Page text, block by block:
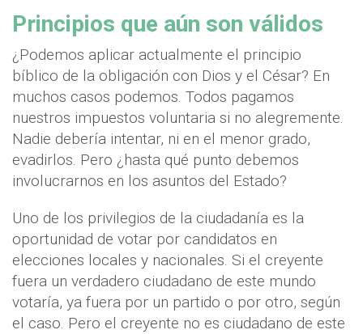
Principios que aún son válidos
¿Podemos aplicar actualmente el principio
bíblico de la obligación con Dios y el César? En
muchos casos podemos. Todos pagamos
nuestros impuestos voluntaria si no alegremente.
Nadie debería intentar, ni en el menor grado,
evadirlos. Pero ¿hasta qué punto debemos
involucrarnos en los asuntos del Estado?
Uno de los privilegios de la ciudadanía es la
oportunidad de votar por candidatos en
elecciones locales y nacionales. Si el creyente
fuera un verdadero ciudadano de este mundo
votaría, ya fuera por un partido o por otro, según
el caso. Pero el creyente no es ciudadano de este